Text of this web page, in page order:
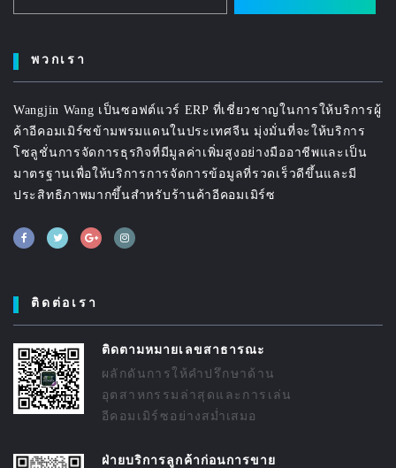
พวกเรา
Wangjin Wang เป็นซอฟต์แวร์ ERP ที่เชี่ยวชาญในการให้บริการผู้
ค้าอีคอมเมิร์ซข้ามพรมแดนในประเทศจีน มุ่งมั่นที่จะให้บริการ
โซลูชั่นการจัดการธุรกิจที่มีมูลค่าเพิ่มสูงอย่างมืออาชีพและเป็น
มาตรฐานเพื่อให้บริการการจัดการข้อมูลที่รวดเร็วดีขึ้นและมี
ประสิทธิภาพมากขึ้นสำหรับร้านค้าอีคอมเมิร์ซ
ติดต่อเรา
ติดตามหมายเลขสาธารณะ
ผลักดันการให้คำปรึกษาด้าน
อุตสาหกรรมล่าสุดและการเล่น
อีคอมเมิร์ซอย่างสม่ำเสมอ
ฝ่ายบริการลูกค้าก่อนการขาย